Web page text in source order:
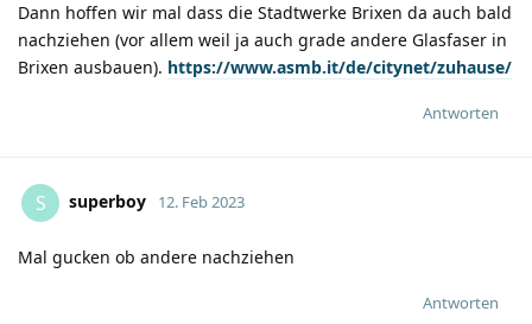
Dann hoffen wir mal dass die Stadtwerke Brixen da auch bald
nachziehen (vor allem weil ja auch grade andere Glasfaser in
Brixen ausbauen). https://www.asmb.it/de/citynet/zuhause/
Antworten
S superboy 12. Feb 2023
Mal gucken ob andere nachziehen
Antworten